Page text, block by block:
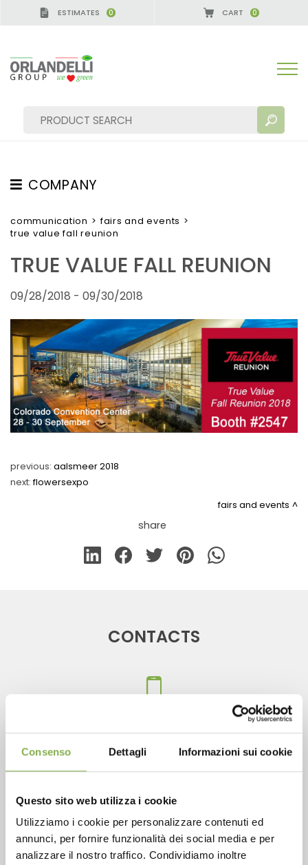
Consenso Dettagli Informazioni sui cookie
Questo sito web utilizza i cookie
Utilizziamo i cookie per personalizzare contenuti ed
annunci, per fornire funzionalità dei social media e per
analizzare il nostro traffico. Condividiamo inoltre
ESTIMATES 0 CART 0
MORE RESULTS FOR YOU:
COMPANY
ABOUT US
THE CREW
JOB OPPORTUNITIES
SUSTAINABILITY
communication > fairs and events >
true value fall reunion
TRUE VALUE FALL REUNION
09/28/2018 - 09/30/2018
previous: aalsmeer 2018
next:flowersexpo
fairs and events
share
CONTACTS
Phone
From monday to friday
SERVICES
GERMANY - SPONSOR